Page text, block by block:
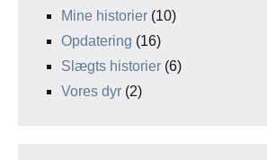
Mine historier (10)
Opdatering (16)
Slægts historier (6)
Vores dyr (2)